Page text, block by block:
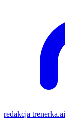
redakcja trenerka.ai